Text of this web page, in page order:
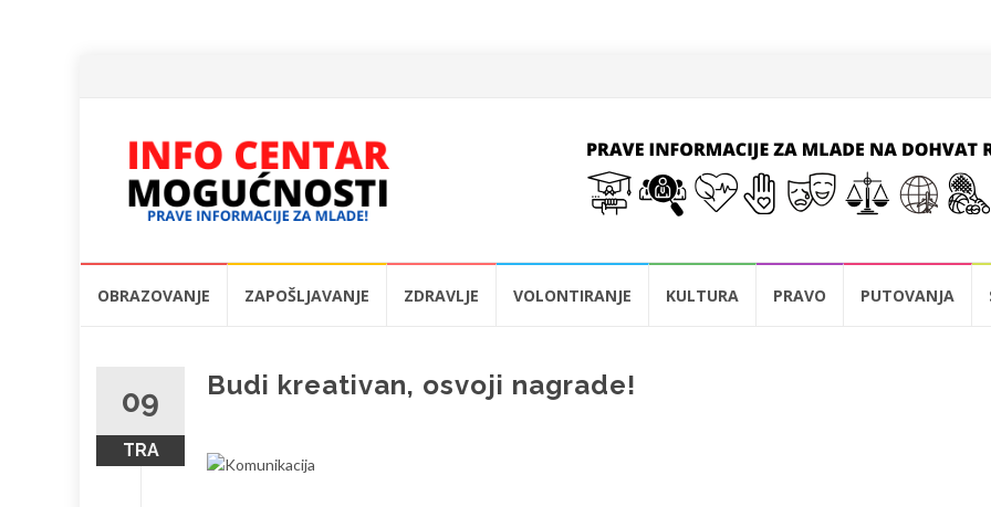
OBRAZOVANJE ZAPOŠLJAVANJE ZDRAVLJE VOLONTIRANJE KULTURA PRAVO PUTOVANJA
09
TRA
Budi kreativan, osvoji nagrade!